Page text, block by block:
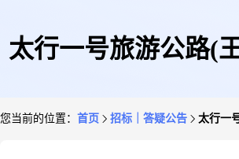
太行一号旅游公路(
您当前的位置： 首页 招标｜答疑公告 太行一